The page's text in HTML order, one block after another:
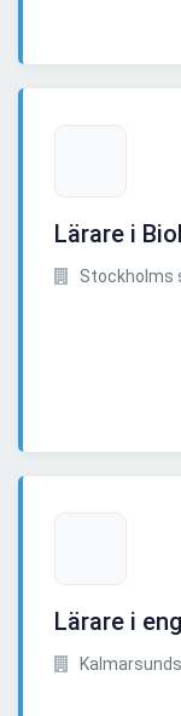
Lärare i
Stockholms
Lärare i